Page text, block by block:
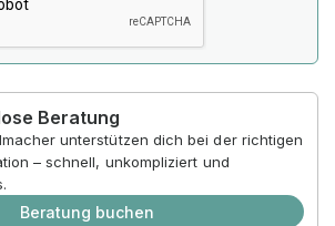
Beratung
unterstützen dich bei der richtigen
– schnell, unkompliziert und
Beratung buchen